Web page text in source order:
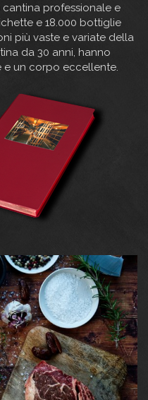
professionale e
e 18.000 bottiglie
più vaste e variate della
da 30 anni, hanno
e un corpo eccellente.